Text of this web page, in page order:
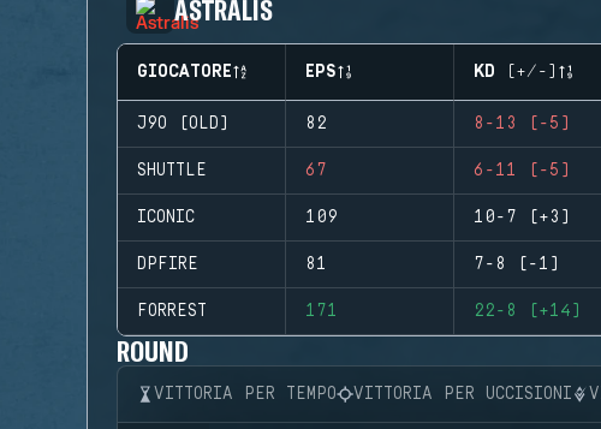
ASTRALIS
GIOCATORE EPS KD (+/-)
J9O (OLD) 82 8-13 (-5)
SHUTTLE 67 6-11 (-5)
ICONIC 109 10-7 (+3)
DPFIRE 81 7-8 (-1)
FORREST 171 22-8 (+14)
ROUND
VITTORIA PER TEMPO VITTORIA PER UCCISIONI